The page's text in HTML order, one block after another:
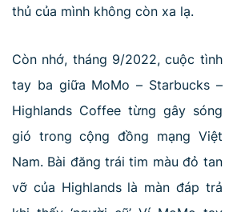
thủ của mình không còn xa lạ.
Còn nhớ, tháng 9/2022, cuộc tình
tay ba giữa MoMo – Starbucks –
Highlands Coffee từng gây sóng
gió trong cộng đồng mạng Việt
Nam. Bài đăng trái tim màu đỏ tan
vỡ của Highlands là màn đáp trả